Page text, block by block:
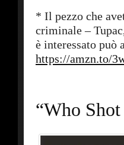
* Il pezzo che
criminale –
è interessato può
https://amzn.to/
“Who